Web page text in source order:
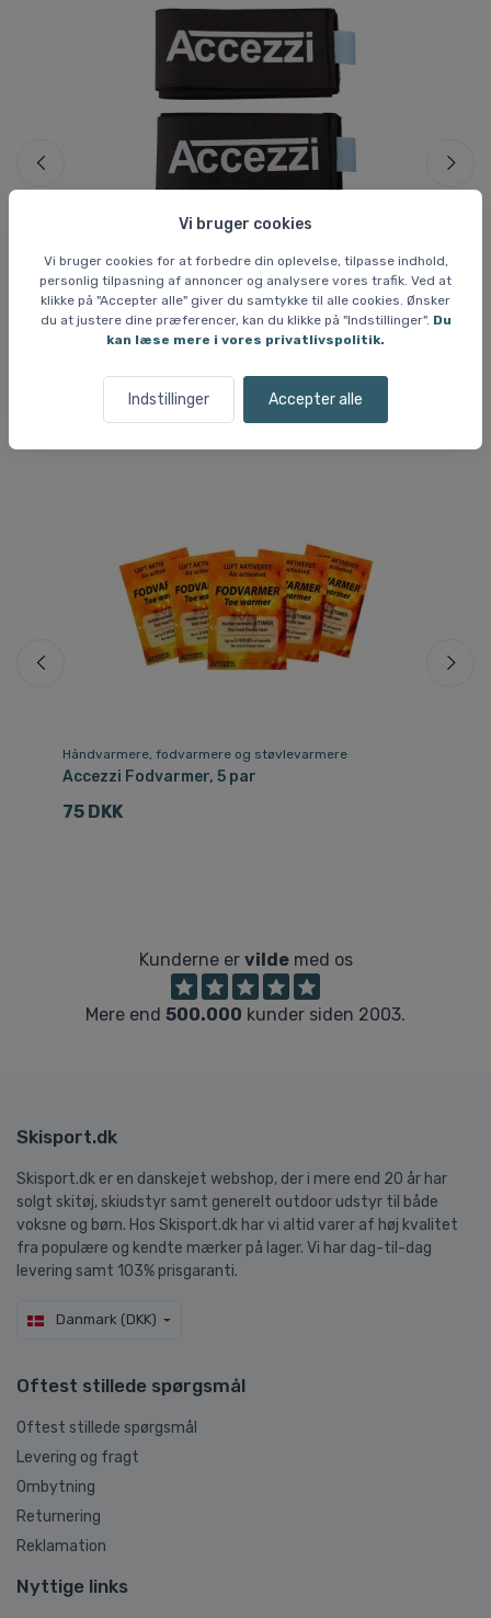
Vi bruger cookies
Vi bruger cookies for at forbedre din oplevelse, tilpasse indhold,
personlig tilpasning af annoncer og analysere vores trafik. Ved at
klikke på "Accepter alle" giver du samtykke til alle cookies. Ønsker
du at justere dine præferencer, kan du klikke på "Indstillinger". Du
kan læse mere i vores privatlivspolitik.
Indstillinger Accepter alle
Skivoks & vedligehold
Accezzi skiclips til carving ski
35 DKK
Andre købte også
Håndvarmere, fodvarmere og støvlevarmere
Accezzi Fodvarmer, 5 par
75 DKK
Kunderne er vildemed os
Mere end 500.000 kunder siden 2003.
Skisport.dk
Skisport.dk er en danskejet webshop, der i mere end 20 år har
solgt skitøj, skiudstyr samt generelt outdoor udstyr til både
voksne og børn. Hos Skisport.dk har vi altid varer af høj kvalitet
fra populære og kendte mærker på lager. Vi har dag-til-dag
levering samt 103% prisgaranti.
Danmark (DKK)
Oftest stillede spørgsmål
Oftest stillede spørgsmål
Levering og fragt
Ombytning
Returnering
Reklamation
Nyttige links